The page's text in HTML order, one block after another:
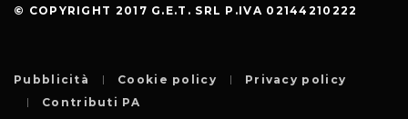
© COPYRIGHT 2017 G.E.T. SRL P.IVA 02144210222
Pubblicità Cookie policy
Privacy policy
Contributi PA